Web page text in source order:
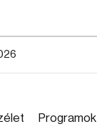
Programok